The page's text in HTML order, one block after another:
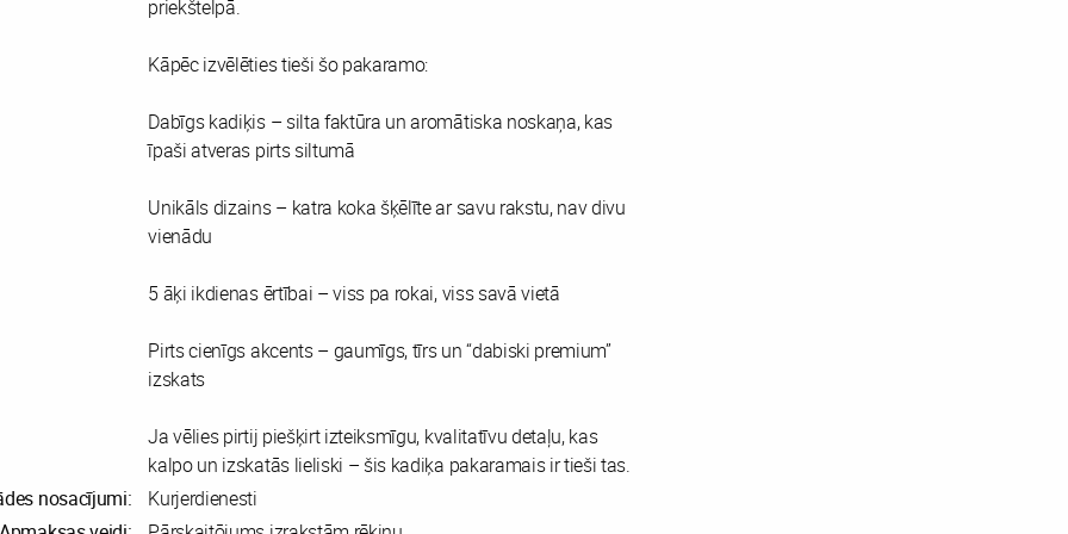
priekštelpā.
Kāpēc izvēlēties tieši šo pakaramo:
Dabīgs kadiķis – silta faktūra un aromātiska noskaņa, kas
īpaši atveras pirts siltumā
Unikāls dizains – katra koka šķēlīte ar savu rakstu, nav divu
vienādu
5 āķi ikdienas ērtībai – viss pa rokai, viss savā vietā
Pirts cienīgs akcents – gaumīgs, tīrs un “dabiski premium”
izskats
Ja vēlies pirtij piešķirt izteiksmīgu, kvalitatīvu detaļu, kas
kalpo un izskatās lieliski – šis kadiķa pakaramais ir tieši tas.
nosacījumi:
Kurjerdienesti